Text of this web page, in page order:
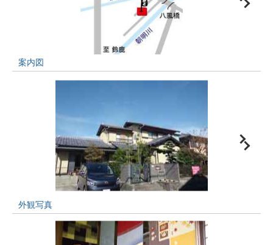
案内図
外観写真